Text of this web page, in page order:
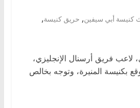
كنيسة أبي سيفين, حريق كنيسة,
لاعب فريق أرسنال الإنجليزي،
بكنيسة المنيرة، وتوجه بخالص